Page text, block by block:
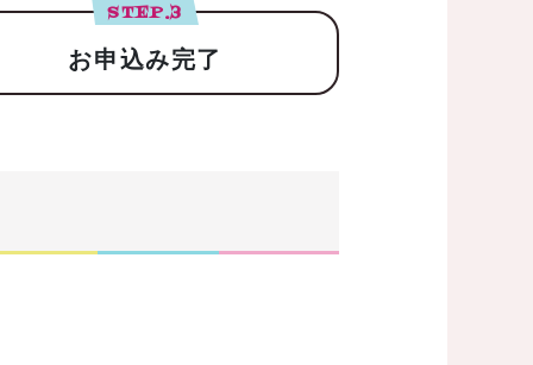
STEP.3
お申込み完了